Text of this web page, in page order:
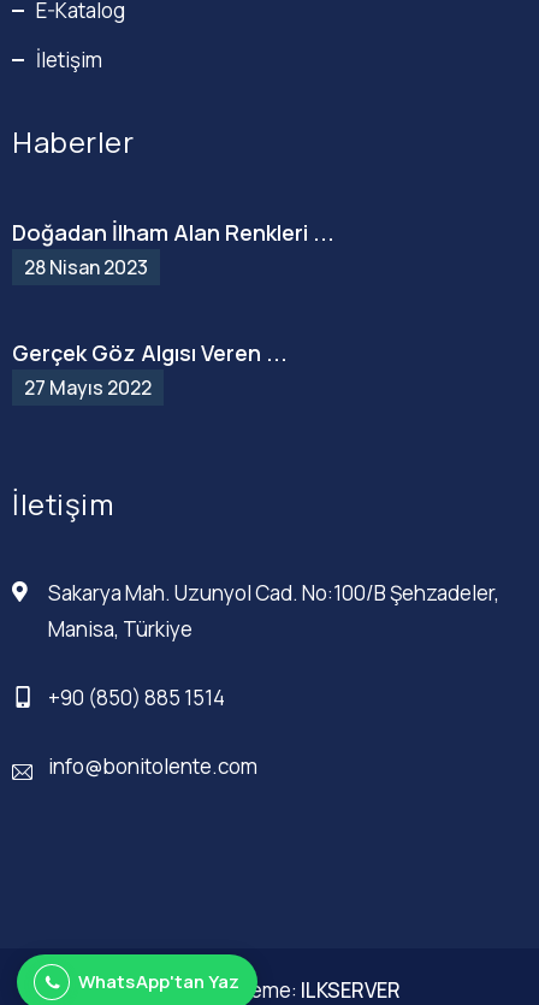
E-Katalog
İletişim
Haberler
Doğadan İlham Alan Renkleri ...
28 Nisan 2023
Gerçek Göz Algısı Veren ...
27 Mayıs 2022
İletişim
Sakarya Mah. Uzunyol Cad. No:100/B Şehzadeler,
Manisa, Türkiye
+90 (850) 885 1514
info@bonitolente.com
Web Düzenleme: ILKSERVER
WhatsApp'tan Yaz